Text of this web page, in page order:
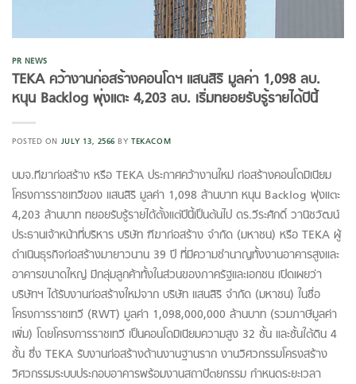
PR NEWS
TEKA คว้างานก่อสร้างคอนโดฯ แสนสิริ มูลค่า 1,098 ลบ.
หนุน Backlog พุ่งแตะ 4,203 ลบ. เริ่มทยอยรับรู้รายได้ปีนี้
POSTED ON JULY 13, 2566 BYTEKACOM
บมจ.ทีฆาก่อสร้าง หรือ TEKA ประกาศคว้างานใหม่ ก่อสร้างคอนโดมิเนียม
โครงการราชเทวีของ แสนสิริ มูลค่า 1,098 ล้านบาท หนุน Backlog พุ่งแตะ
4,203 ล้านบาท ทยอยรับรู้รายได้ตั้งแต่ปีนี้เป็นต้นไป ดร.วีระศักดิ์ วานิชวัฒน์
ประธานเจ้าหน้าที่บริหาร บริษัท ฑีฆาก่อสร้าง จํากัด (มหาชน) หรือ TEKA ผู้
ดำเนินธุรกิจก่อสร้างมายาวนาน 39 ปี ที่มีความชำนาญทั้งงานอาคารสูงและ
อาคารขนาดใหญ่ มีกลุ่มลูกค้าทั้งในส่วนของภาครัฐและเอกชน เปิดเผยว่า
บริษัทฯ ได้รับงานก่อสร้างใหม่จาก บริษัท แสนสิริ จำกัด (มหาชน) ในชื่อ
โครงการราชเทวี (RWT) มูลค่า 1,098,000,000 ล้านบาท (รวมภาษีมูลค่า
เพิ่ม) โดยโครงการราชเทวี เป็นคอนโดมิเนียมความสูง 32 ชั้น และชั้นใต้ดิน 4
ชั้น ซึ่ง TEKA รับงานก่อสร้างด้านงานฐานราก งานวิศวกรรมโครงสร้าง
วิศวกรรมระบบประกอบอาคารพร้อมงานสถาปัตยกรรม กำหนดระยะเวลา